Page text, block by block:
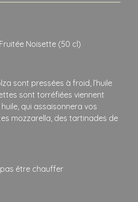
Noisette (50 cl)
sont pressées à froid, l’huile
sont torréfiées viennent
qui assaisonnera vos
mozzarella, des tartinades de
être chauffer